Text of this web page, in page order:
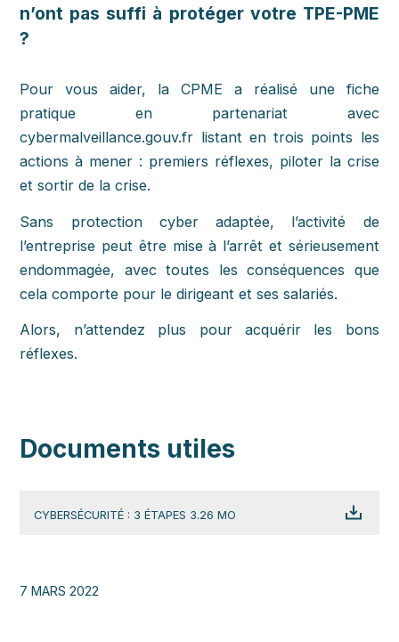
n’ont pas suffi à protéger votre TPE-PME
?
Pour vous aider, la CPME a réalisé une fiche
pratique en partenariat avec
cybermalveillance.gouv.fr listant en trois points les
actions à mener : premiers réflexes, piloter la crise
et sortir de la crise.
Sans protection cyber adaptée, l’activité de
l’entreprise peut être mise à l’arrêt et sérieusement
endommagée, avec toutes les conséquences que
cela comporte pour le dirigeant et ses salariés.
Alors, n’attendez plus pour acquérir les bons
réflexes.
Documents utiles
CYBERSÉCURITÉ : 3 ÉTAPES 3.26 MO
7 MARS 2022